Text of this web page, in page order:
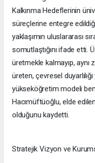
Kalkınma Hedeflerinin
süreçlerine entegre
yaklaşımın uluslararası
somutlaştığını ifade etti.
üretmekle kalmayıp,
üreten, çevresel
yükseköğretim modeli
Hacımüftüoğlu, elde
olduğunu kaydetti.
Stratejik Vizyon ve